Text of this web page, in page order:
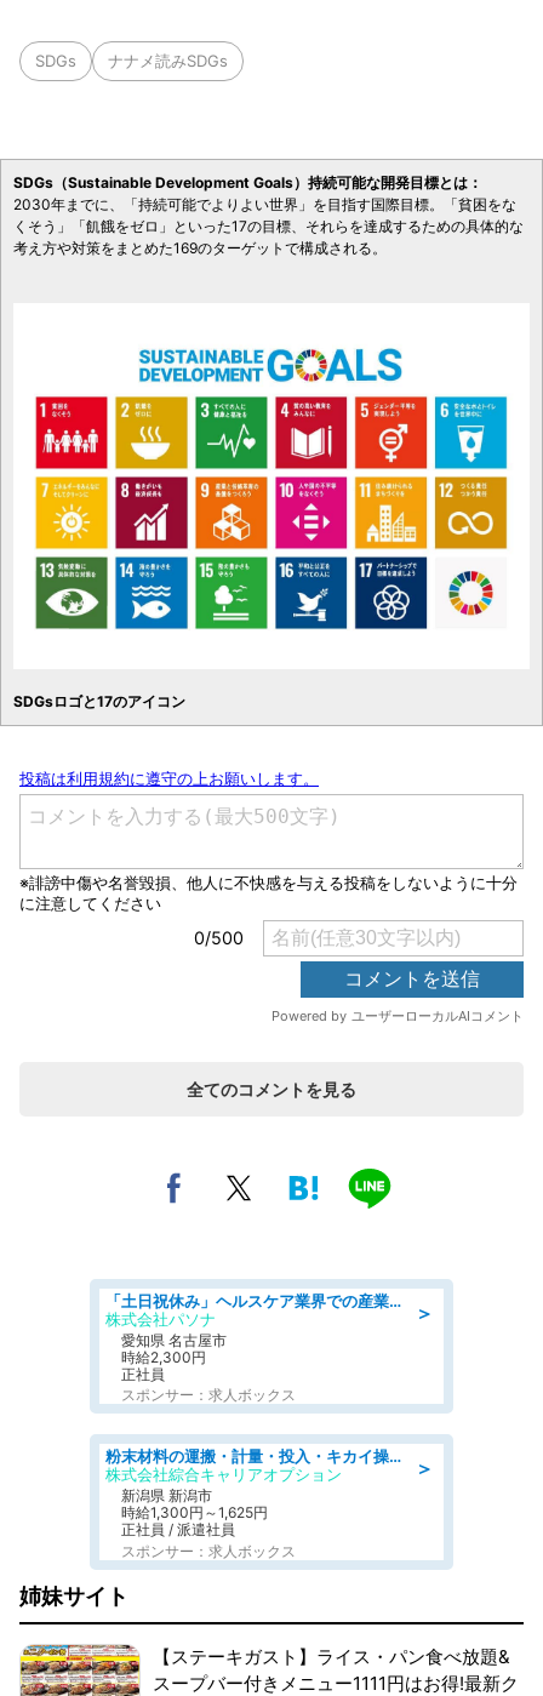
SDGs ナナメ読みSDGs
SDGs（Sustainable Development Goals）持続可能な開発目標とは：
2030年までに、「持続可能でよりよい世界」を目指す国際目標。「貧困をな
くそう」「飢餓をゼロ」といった17の目標、それらを達成するための具体的な
考え方や対策をまとめた169のターゲットで構成される。
SDGsロゴと17のアイコン
全てのコメントを見る
＞
「土日祝休み」ヘルスケア業界での産業保健師業務/看護師/高時給/未経験OK/要資格:正看護師
株式会社パソナ
愛知県 名古屋市
時給2,300円
正社員
スポンサー：求人ボックス
＞
粉末材料の運搬・計量・投入・キカイ操作/オンライン登録
株式会社綜合キャリアオプション
新潟県 新潟市
時給1,300円～1,625円
正社員 / 派遣社員
スポンサー：求人ボックス
姉妹サイト
【ステーキガスト】ライス・パン食べ放題&
スープバー付きメニュー1111円はお得!最新ク